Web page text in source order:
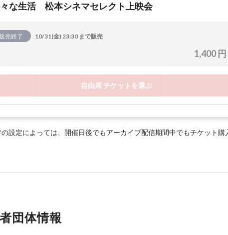
な生活 松本シネマセレクト上映会
売終了 10/31(金) 23:30 まで販売
1,400 円
自由席 チケットを選ぶ
設定によっては、開催日後でもアーカイブ配信期間中でもチケット購
団体情報